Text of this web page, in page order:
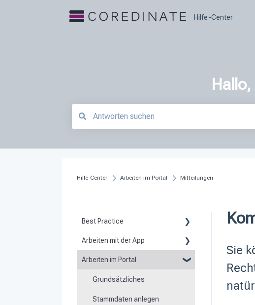
Hilfe-Center
Hilfe-Center Arbeiten im Portal Mitteilungen
Sie
Best Practice
Berichte
Flexible Formulare
Zeiten
Besonderheit von
Arbeiten mit der App
Grundsätzliches zur App
Scannen von Kontrollpunkten
Navigation zu Einsatzorten
Arbeiten im Portal
Grundsätzliches
Stammdaten anlegen